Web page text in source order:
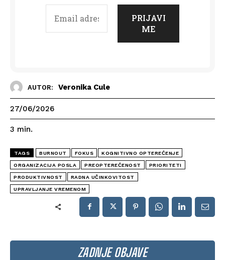
ZADNJE OBJAVE
AUTOR: Veronika Cule
27/06/2026
3 min.
TAGS BURNOUT FOKUS KOGNITIVNO OPTEREĆENJE
ORGANIZACIJA POSLA PREOPTEREĆENOST PRIORITETI
PRODUKTIVNOST RADNA UČINKOVITOST
UPRAVLJANJE VREMENOM